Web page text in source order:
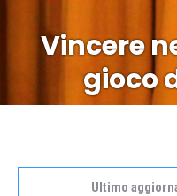
Vincere
gioco
Ultimo